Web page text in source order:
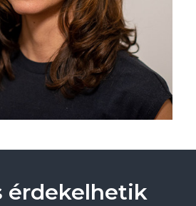
érdekelhetik